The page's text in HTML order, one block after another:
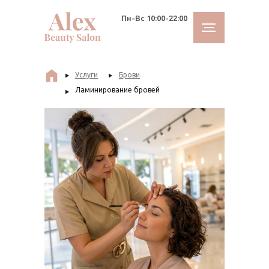
Пн-Вс 10:00-22:00
Брови
Услуги
Ламинирование бровей